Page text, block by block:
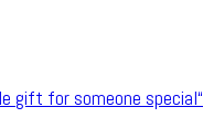
gift for someone special“